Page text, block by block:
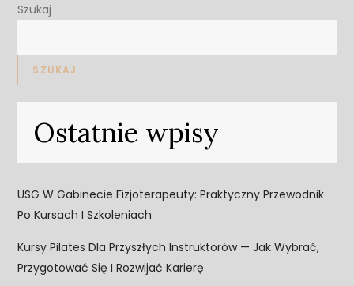
Szukaj
SZUKAJ
Ostatnie wpisy
USG W Gabinecie Fizjoterapeuty: Praktyczny Przewodnik
Po Kursach I Szkoleniach
Kursy Pilates Dla Przyszłych Instruktorów — Jak Wybrać,
Przygotować Się I Rozwijać Karierę